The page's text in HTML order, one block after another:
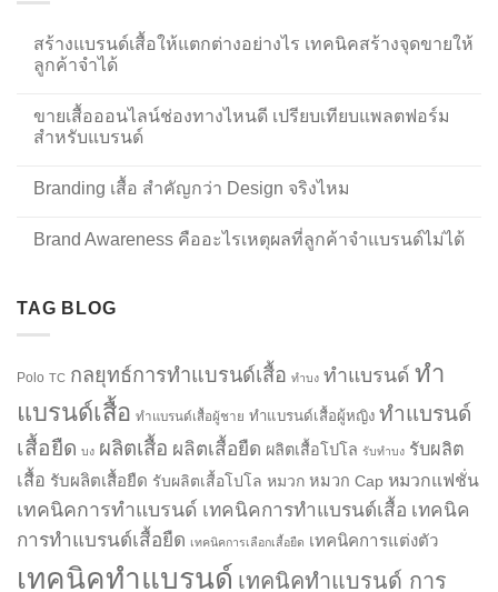
สร้างแบรนด์เสื้อให้แตกต่างอย่างไร เทคนิคสร้างจุดขายให้
ลูกค้าจำได้
ขายเสื้อออนไลน์ช่องทางไหนดี เปรียบเทียบแพลตฟอร์ม
สำหรับแบรนด์
Branding เสื้อ สำคัญกว่า Design จริงไหม
Brand Awareness คืออะไรเหตุผลที่ลูกค้าจำแบรนด์ไม่ได้
TAG BLOG
Polo TC กลยุทธ์การทำแบรนด์เสื้อ ทำบง ทำแบรนด์ ทำ
แบรนด์เสื้อ ทำแบรนด์เสื้อผู้ชาย ทำแบรนด์เสื้อผู้หญิง ทำแบรนด์
เสื้อยืด บง ผลิตเสื้อ ผลิตเสื้อยืด ผลิตเสื้อโปโล รับทำบง รับผลิต
เสื้อ รับผลิตเสื้อยืด รับผลิตเสื้อโปโล หมวก หมวก Cap หมวกแฟชั่น
เทคนิคการทำแบรนด์ เทคนิคการทำแบรนด์เสื้อ เทคนิค
การทำแบรนด์เสื้อยืด เทคนิคการเลือกเสื้อยืด เทคนิคการแต่งตัว
เทคนิคทำแบรนด์ เทคนิคทำแบรนด์ การ